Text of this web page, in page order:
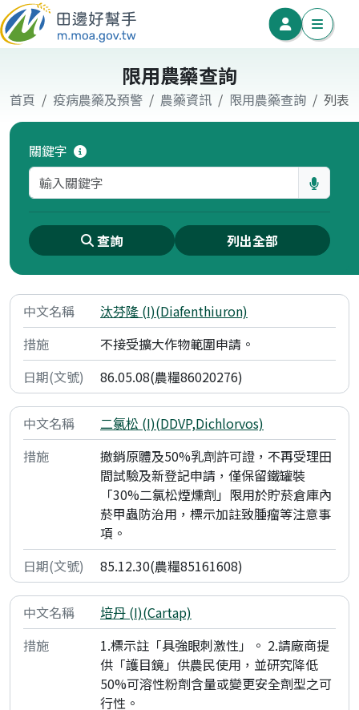
限用農藥查詢
首頁 疫病農藥及預警 農藥資訊 限用農藥查詢 列表
關鍵字
查詢 列出全部
汰芬隆 (I)(Diafenthiuron)
不接受擴大作物範圍申請。
86.05.08(農糧86020276)
二氯松 (I)(DDVP,Dichlorvos)
撤銷原體及50%乳劑許可證，不再受理田
間試驗及新登記申請，僅保留鐵罐裝
「30%二氯松煙燻劑」限用於貯菸倉庫內
菸甲蟲防治用，標示加註致腫瘤等注意事
項。
85.12.30(農糧85161608)
培丹 (I)(Cartap)
1.標示註「具強眼刺激性」。 2.請廠商提
供「護目鏡」供農民使用，並研究降低
50%可溶性粉劑含量或變更安全劑型之可
行性。